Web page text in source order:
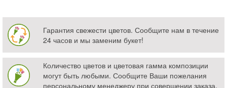
Гарантия свежести цветов. Сообщите нам в течение
24 часов и мы заменим букет!
Количество цветов и цветовая гамма композиции
могут быть любыми. Сообщите Ваши пожелания
персональному менеджеру при совершении заказа.